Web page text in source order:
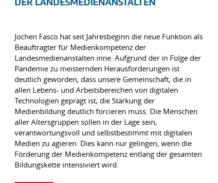
Jochen Fasco hat seit Jahresbeginn die neue Funktion als
Beauftragter für Medienkompetenz der
Landesmedienanstalten inne. Aufgrund der in Folge der
Pandemie zu meisternden Herausforderungen ist
deutlich geworden, dass unsere Gemeinschaft, die in
allen Lebens- und Arbeitsbereichen von digitalen
Technologien geprägt ist, die Stärkung der
Medienbildung deutlich forcieren muss. Die Menschen
aller Altersgruppen sollen in der Lage sein,
verantwortungsvoll und selbstbestimmt mit digitalen
Medien zu agieren. Dies kann nur gelingen, wenn die
Förderung der Medienkompetenz entlang der gesamten
Bildungskette intensiviert wird.